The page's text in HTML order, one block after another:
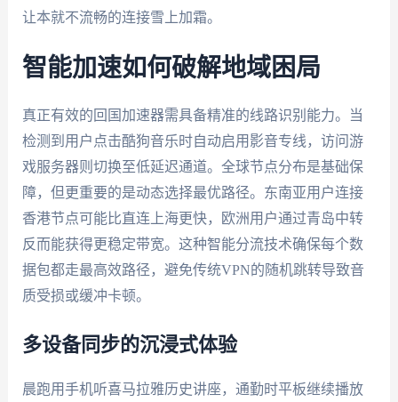
让本就不流畅的连接雪上加霜。
智能加速如何破解地域困局
真正有效的回国加速器需具备精准的线路识别能力。当
检测到用户点击酷狗音乐时自动启用影音专线，访问游
戏服务器则切换至低延迟通道。全球节点分布是基础保
障，但更重要的是动态选择最优路径。东南亚用户连接
香港节点可能比直连上海更快，欧洲用户通过青岛中转
反而能获得更稳定带宽。这种智能分流技术确保每个数
据包都走最高效路径，避免传统VPN的随机跳转导致音
质受损或缓冲卡顿。
多设备同步的沉浸式体验
晨跑用手机听喜马拉雅历史讲座，通勤时平板继续播放